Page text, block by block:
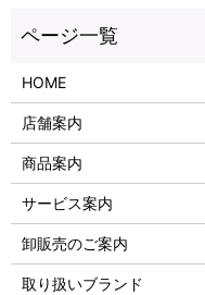
HOME
店舗案内
商品案内
サービス案内
卸販売のご案内
取り扱いブランド